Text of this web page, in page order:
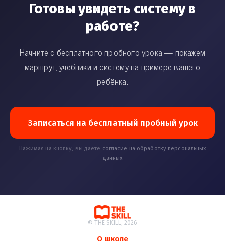
Готовы увидеть систему в
работе?
Начните с бесплатного пробного урока — покажем
маршрут, учебники и систему на примере вашего
ребёнка.
Записаться на бесплатный пробный урок
Нажимая на кнопку, вы даёте согласие на обработку персональных
данных
© THE SKILL, 2026
О школе